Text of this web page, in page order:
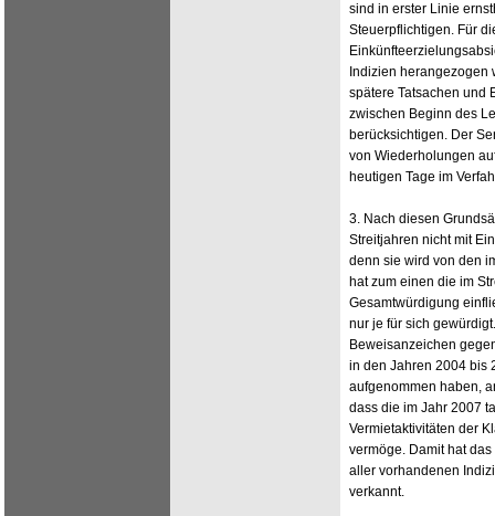
sind in erster Linie
Steuerpflichtigen. Für
Indizien herangezogen
spätere Tatsachen und
zwischen Beginn des
berücksichtigen. Der
von Wiederholungen
heutigen Tage im
3. Nach diesen
Streitjahren nicht mit
denn sie wird von den
hat zum einen die im
Gesamtwürdigung
nur je für sich
Beweisanzeichen
in den Jahren 2004 bis
aufgenommen haben,
dass die im Jahr 2007
Vermietaktivitäten der
vermöge. Damit hat
aller vorhandenen
verkannt.